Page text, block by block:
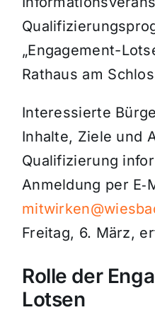
„Engagement-
Rathaus am
Interessierte
Inhalte, Ziele und
Qualifizierung
Anmeldung per
Freitag, 6. März,
Rolle der
Lotsen